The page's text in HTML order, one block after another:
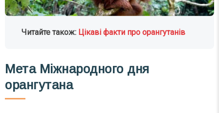
Читайте також: Цікаві факти про орангутанів
Мета Міжнародного дня
орангутана